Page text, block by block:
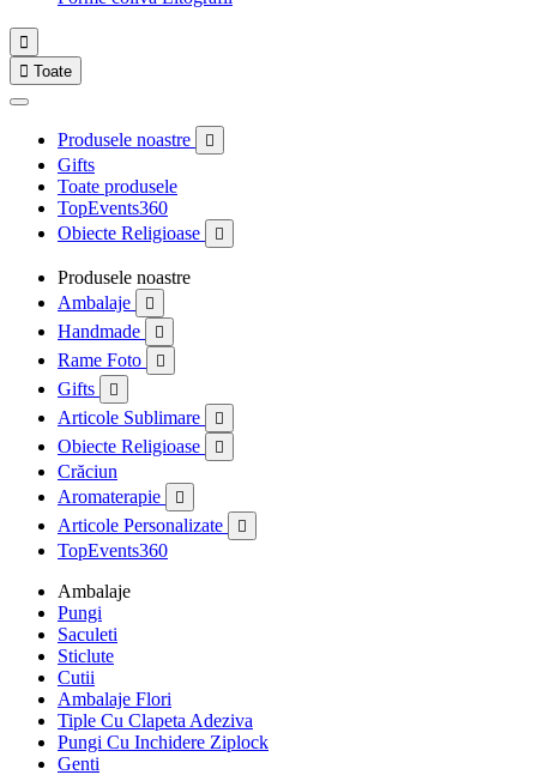

 Toate
Produsele noastre 
Gifts
Toate produsele
TopEvents360
Obiecte Religioase

Produsele noastre
Ambalaje

Handmade 
Rame Foto 
Gifts 
Articole Sublimare 
Obiecte Religioase 
Crăciun
Aromaterapie

Articole Personalizate 
TopEvents360
Ambalaje
Pungi
Saculeti
Sticlute
Cutii
Ambalaje Flori
Tiple Cu Clapeta Adeziva
Pungi Cu Inchidere Ziplock
Genti